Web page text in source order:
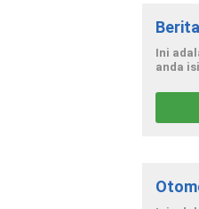
Ini
anda